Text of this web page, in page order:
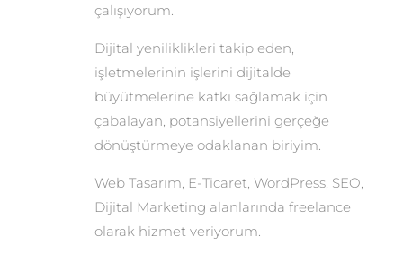
çalışıyorum.
Dijital yeniliklikleri takip eden,
işletmelerinin işlerini dijitalde
büyütmelerine katkı sağlamak için
çabalayan, potansiyellerini gerçeğe
dönüştürmeye odaklanan biriyim.
Web Tasarım, E-Ticaret, WordPress, SEO,
Dijital Marketing alanlarında freelance
olarak hizmet veriyorum.